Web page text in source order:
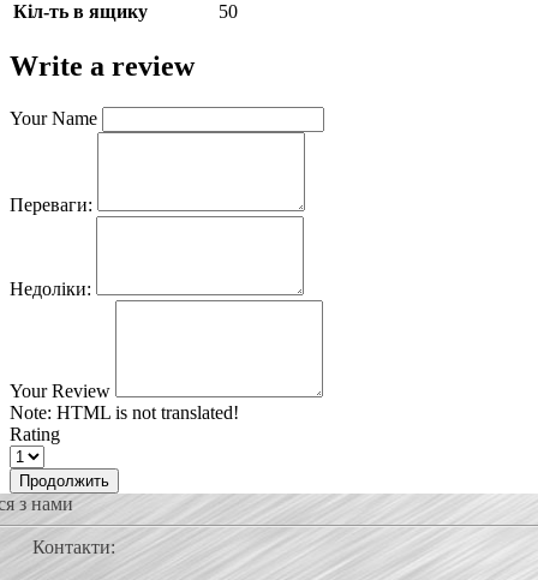
Кіл-ть в ящику
50
Write a review
Your Name
Переваги:
Недоліки:
Your Review
Note: HTML is not translated!
Rating
Продолжить
з нами
Контакти: